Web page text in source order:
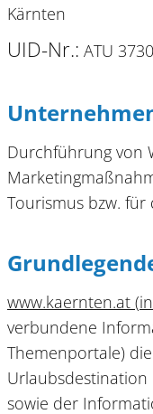
Kärnten
UID-Nr.: ATU
Durchführung von
Tourismus bzw. für
www.kaernten.at (
verbundene
Themenportale)
Urlaubsdestination
sowie der